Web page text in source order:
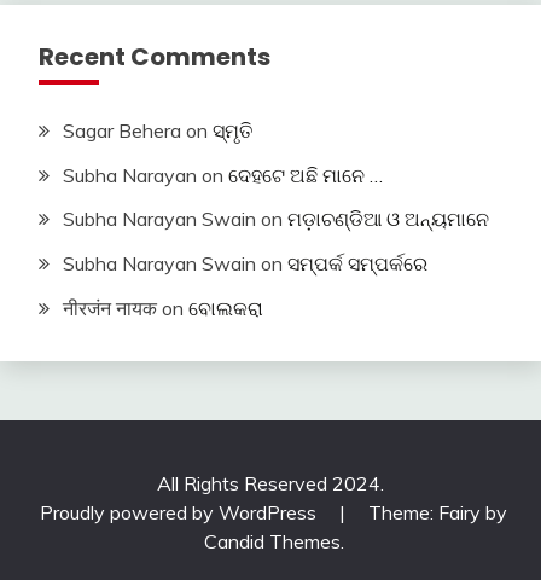
Recent Comments
Sagar Behera on ସ୍ମୃତି
Subha Narayan on ଦେହଟେ ଅଛି ମାନେ …
Subha Narayan Swain on ମଡ଼ାଚଣ୍ଡିଆ ଓ ଅନ୍ୟମାନେ
Subha Narayan Swain on ସମ୍ପର୍କ ସମ୍ପର୍କରେ
नीरजंन नायक on ବୋଲକରା
All Rights Reserved 2024.
Proudly powered by WordPress
|
Theme: Fairy by
Candid Themes